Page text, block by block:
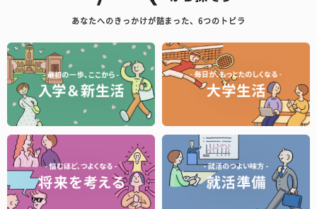
あなたへのきっかけが詰まった、6つのトビラ